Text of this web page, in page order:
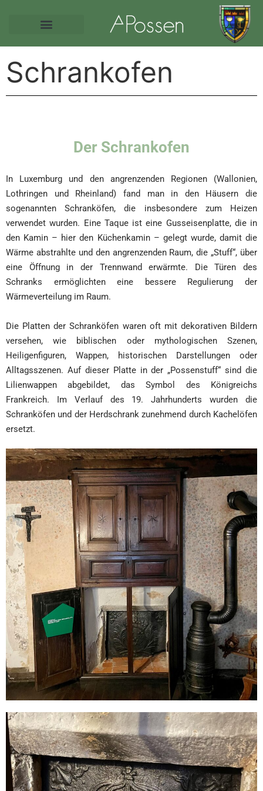
Schrankofen
Der Schrankofen
In Luxemburg und den angrenzenden Regionen (Wallonien,
Lothringen und Rheinland) fand man in den Häusern die
sogenannten Schranköfen, die insbesondere zum Heizen
verwendet wurden. Eine Taque ist eine Gusseisenplatte, die in
den Kamin – hier den Küchenkamin – gelegt wurde, damit die
Wärme abstrahlte und den angrenzenden Raum, die „Stuff“, über
eine Öffnung in der Trennwand erwärmte. Die Türen des
Schranks ermöglichten eine bessere Regulierung der
Wärmeverteilung im Raum.
Die Platten der Schranköfen waren oft mit dekorativen Bildern
versehen, wie biblischen oder mythologischen Szenen,
Heiligenfiguren, Wappen, historischen Darstellungen oder
Alltagsszenen. Auf dieser Platte in der „Possenstuff“ sind die
Lilienwappen abgebildet, das Symbol des Königreichs
Frankreich. Im Verlauf des 19. Jahrhunderts wurden die
Schranköfen und der Herdschrank zunehmend durch Kachelöfen
ersetzt.